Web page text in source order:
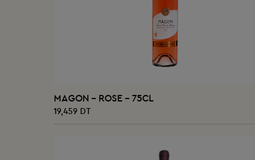
AJOUTER AU PANIER
MAGON - ROSE - 75CL
19,459 DT